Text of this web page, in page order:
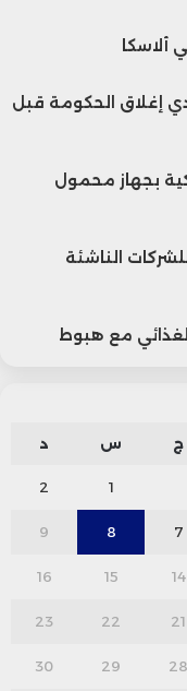
إغلاق الحكومة قبل
بجهاز محمول
الناشئة
الغذائي مع هبوط
ج س د
1
2
7
8
9
14
15
16
21
22
23
28
29
30